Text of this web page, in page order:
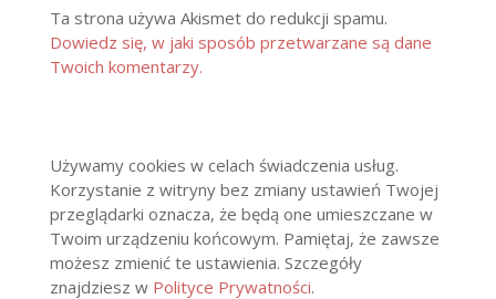
Ta strona używa Akismet do redukcji spamu.
Dowiedz się, w jaki sposób przetwarzane są dane
Twoich komentarzy.
Używamy cookies w celach świadczenia usług.
Korzystanie z witryny bez zmiany ustawień Twojej
przeglądarki oznacza, że będą one umieszczane w
Twoim urządzeniu końcowym. Pamiętaj, że zawsze
możesz zmienić te ustawienia. Szczegóły
znajdziesz w Polityce Prywatności.